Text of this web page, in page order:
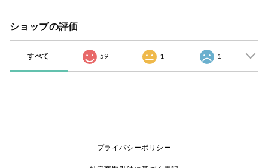
ショップの評価
すべて 59 1 1
プライバシーポリシー